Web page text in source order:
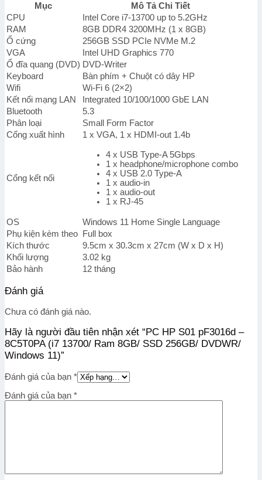
13700/
Ram
8GB/
SSD
256GB/
DVDWR/
Windows
11)
số
lượng
Mục
Mô Tả Chi Tiết
CPU
Intel Core i7-13700 up to 5.2GHz
RAM
8GB DDR4 3200MHz (1 x 8GB)
Ổ cứng
256GB SSD PCIe NVMe M.2
VGA
Intel UHD Graphics 770
Ổ đĩa quang (DVD) DVD-Writer
Keyboard
Bàn phím + Chuột có dây HP
Wifi
Wi-Fi 6 (2×2)
Kết nối mạng LAN
Integrated 10/100/1000 GbE LAN
Bluetooth
5.3
Phân loại
Small Form Factor
Cổng xuất hình
1 x VGA, 1 x HDMI-out 1.4b
Cổng kết nối
4 x USB Type-A 5Gbps
1 x headphone/microphone combo
4 x USB 2.0 Type-A
1 x audio-in
1 x audio-out
1 x RJ-45
OS
Windows 11 Home Single Language
Phụ kiện kèm theo
Full box
Kích thước
9.5cm x 30.3cm x 27cm (W x D x H)
Khối lượng
3.02 kg
Bảo hành
12 tháng
Đánh giá
Chưa có đánh giá nào.
Hãy là người đầu tiên nhận xét “PC HP S01 pF3016d –
8C5T0PA (i7 13700/ Ram 8GB/ SSD 256GB/ DVDWR/
Windows 11)”
Đánh giá của bạn *
Đánh giá của bạn *